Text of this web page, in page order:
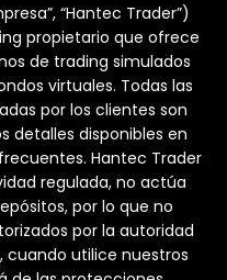
“Hantec Trader”)
propietario que ofrece
de trading simulados
virtuales. Todas las
por los clientes son
detalles disponibles en
Hantec Trader
regulada, no actúa
por lo que no
por la autoridad
cuando utilice nuestros